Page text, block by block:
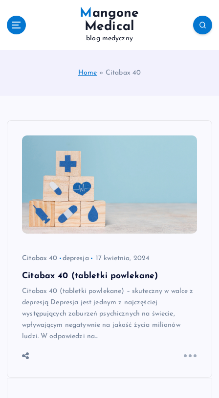
Mangone
Medical
blog medyczny
Home » Citabax 40
Citabax 40 depresja 17 kwietnia, 2024
Citabax 40 (tabletki powlekane)
Citabax 40 (tabletki powlekane) – skuteczny w walce z
depresją Depresja jest jednym z najczęściej
występujących zaburzeń psychicznych na świecie,
wpływającym negatywnie na jakość życia milionów
ludzi. W odpowiedzi na…